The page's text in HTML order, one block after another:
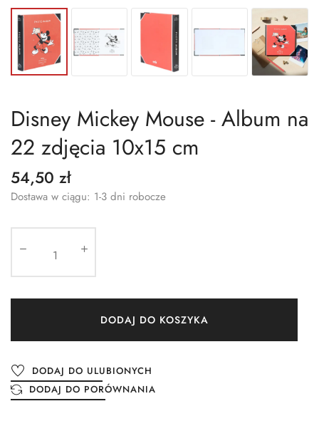
Disney Mickey Mouse - Album na
22 zdjęcia 10x15 cm
54,50 zł
Dostawa w ciągu: 1-3 dni robocze
DODAJ DO KOSZYKA
DODAJ DO ULUBIONYCH
DODAJ DO PORÓWNANIA